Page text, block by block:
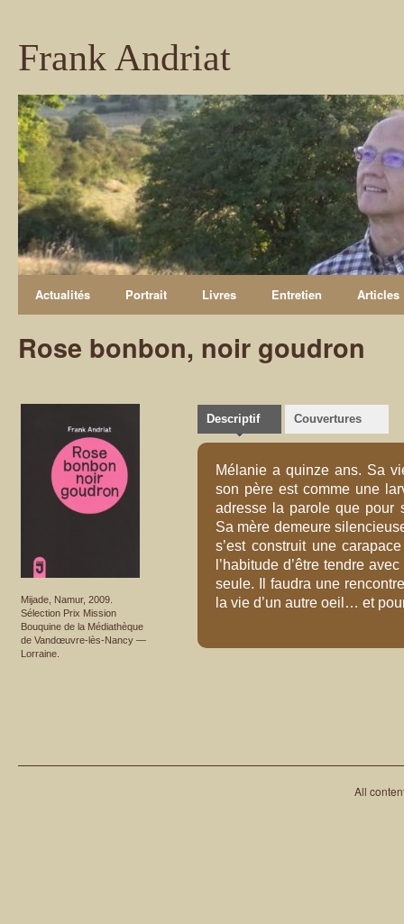
Frank Andriat
Actualités Portrait Livres Entretien Articles
Rose bonbon, noir goudron
Mijade, Namur, 2009.
Sélection Prix Mission
Bouquine de la Médiathèque
de Vandœuvre-lès-Nancy —
Lorraine.
Descriptif Couvertures
Mélanie a quinze ans. Sa
son père est comme une
adresse la parole que pour
Sa mère demeure
s’est construit une
l’habitude d’être tendre
seule. Il faudra une
la vie d’un autre oeil… et
All